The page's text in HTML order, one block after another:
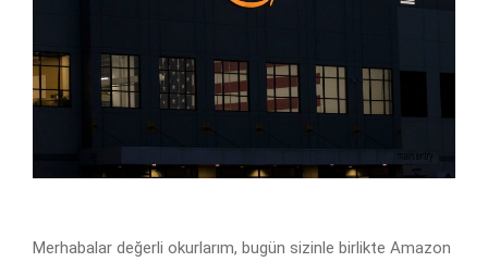
Merhabalar değerli okurlarım, bugün sizinle birlikte Amazon